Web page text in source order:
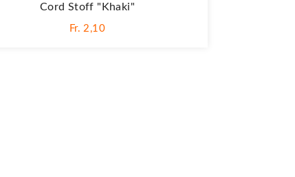
Cord Stoff "khaki"
Fr. 2,10